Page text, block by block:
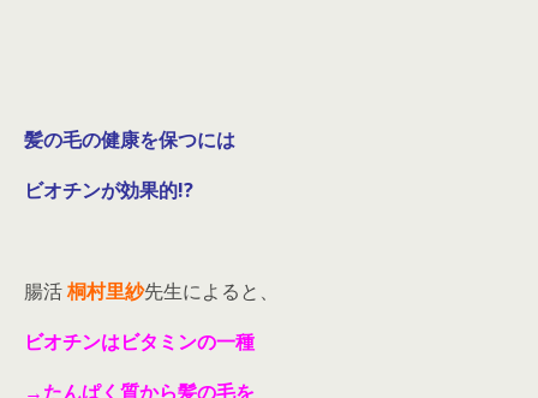
髪の毛の健康を保つには
ビオチンが効果的!?
腸活桐村里紗先生によると、
ビオチンはビタミンの一種
→たんぱく質から髪の毛を